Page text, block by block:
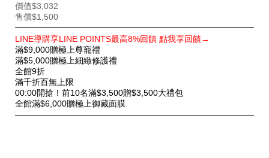
價值$3,032
售價$1,500
別
優
惠
LINE導購享LINE POINTS最高8%回饋 點我享回饋→
滿$9,000贈極上尊寵禮
滿$5,000贈極上細緻修護禮
全館9折
滿千折百無上限
00:00開搶！前10名滿$3,500贈$3,500大禮包
全館滿$6,000贈極上御藏面膜